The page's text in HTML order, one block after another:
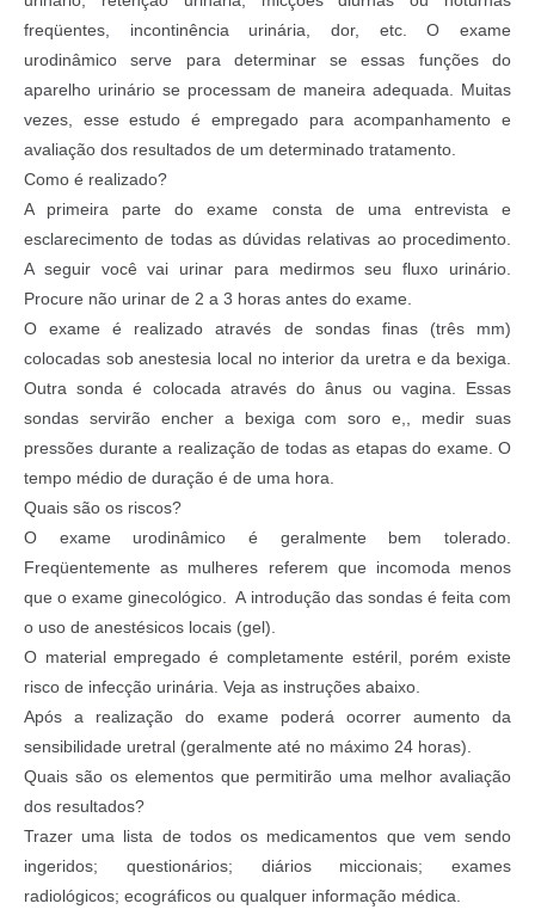
freqüentes, incontinência urinária, dor, etc. O exame
urodinâmico serve para determinar se essas funções do
aparelho urinário se processam de maneira adequada. Muitas
vezes, esse estudo é empregado para acompanhamento e
avaliação dos resultados de um determinado tratamento.
Como é realizado?
A primeira parte do exame consta de uma entrevista e
esclarecimento de todas as dúvidas relativas ao procedimento.
A seguir você vai urinar para medirmos seu fluxo urinário.
Procure não urinar de 2 a 3 horas antes do exame.
O exame é realizado através de sondas finas (três mm)
colocadas sob anestesia local no interior da uretra e da bexiga.
Outra sonda é colocada através do ânus ou vagina. Essas
sondas servirão encher a bexiga com soro e,, medir suas
pressões durante a realização de todas as etapas do exame. O
tempo médio de duração é de uma hora.
Quais são os riscos?
O exame urodinâmico é geralmente bem tolerado.
Freqüentemente as mulheres referem que incomoda menos
que o exame ginecológico. A introdução das sondas é feita com
o uso de anestésicos locais (gel).
O material empregado é completamente estéril, porém existe
risco de infecção urinária. Veja as instruções abaixo.
Após a realização do exame poderá ocorrer aumento da
sensibilidade uretral (geralmente até no máximo 24 horas).
Quais são os elementos que permitirão uma melhor avaliação
dos resultados?
Trazer uma lista de todos os medicamentos que vem sendo
ingeridos; questionários; diários miccionais; exames
radiológicos; ecográficos ou qualquer informação médica.